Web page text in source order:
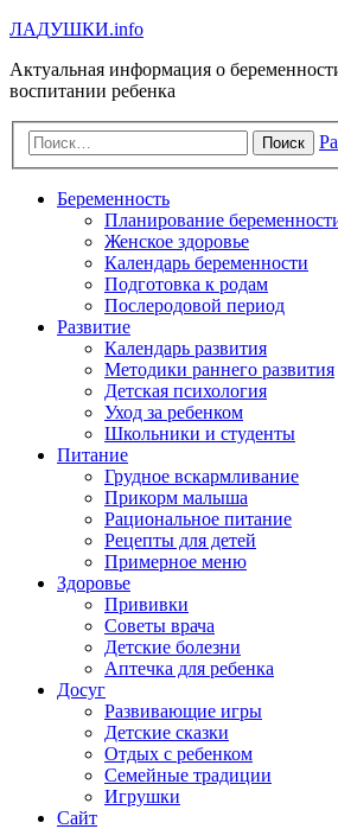
ЛАДУШКИ.info
Актуальная информация о
воспитании ребенка
Поиск
Беременность
Планирование
Женское здоровье
Календарь беременности
Подготовка к родам
Послеродовой период
Развитие
Календарь развития
Методики раннего развития
Детская психология
Уход за ребенком
Школьники и студенты
Питание
Грудное вскармливание
Прикорм малыша
Рациональное питание
Рецепты для детей
Примерное меню
Здоровье
Прививки
Советы врача
Детские болезни
Аптечка для ребенка
Досуг
Развивающие игры
Детские сказки
Отдых с ребенком
Семейные традиции
Игрушки
Сайт